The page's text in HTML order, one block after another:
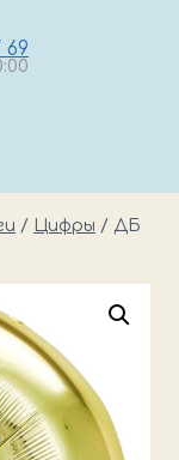
69
/ Цифры / ДБ